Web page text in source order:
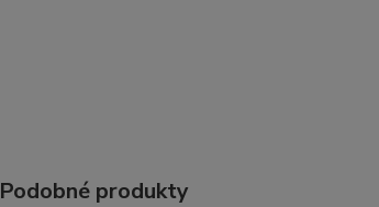
Podobné produkty